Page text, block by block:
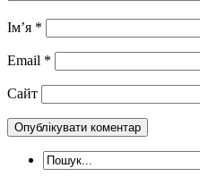
Ім’я *
Email *
Сайт